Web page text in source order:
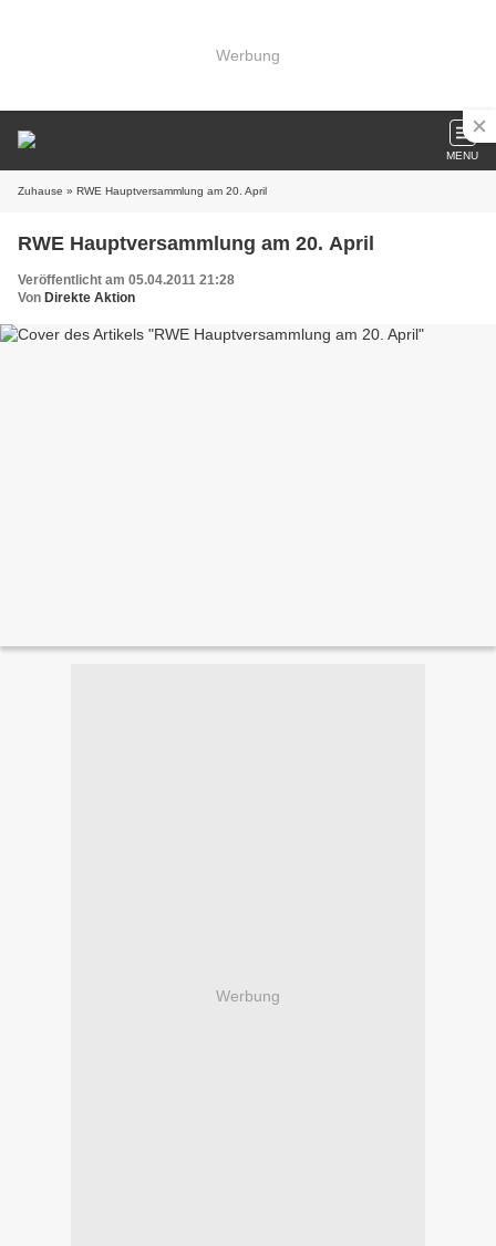
Werbung
MENU
Zuhause » RWE Hauptversammlung am 20. April
RWE Hauptversammlung am 20. April
Veröffentlicht am 05.04.2011 21:28
Von Direkte Aktion
Werbung